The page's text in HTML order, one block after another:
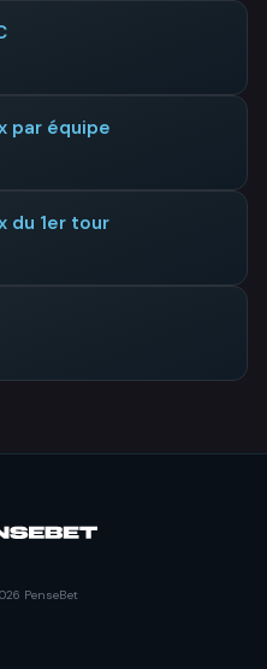
par équipe
du 1er tour
PenseBet